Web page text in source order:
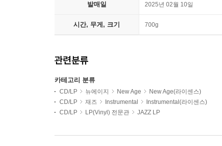
발매일 2025년 02월 10일
시간, 무게, 크기 700g
관련분류
카테고리 분류
CD/LP 뉴에이지 New Age
New Age(라이센스)
CD/LP
재즈 Instrumental
Instrumental(라이센스)
CD/LP
LP(Vinyl) 전문관 JAZZ LP